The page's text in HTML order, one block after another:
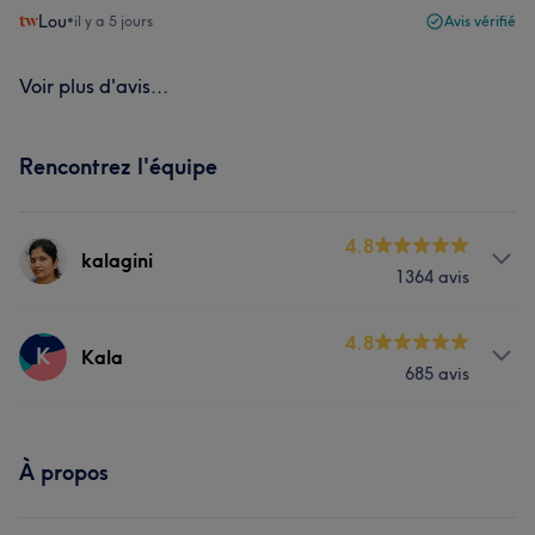
Lou•il y a 5 jours Avis vérifié
Voir plus d'avis...
Rencontrez l'équipe
kalagini
4.8
1364 avis
Prestations
K Kala
4.8
685 avis
Corps
À propos